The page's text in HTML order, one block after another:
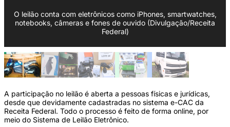
O leilão conta com eletrônicos como iPhones, smartwatches,
notebooks, câmeras e fones de ouvido (Divulgação/Receita
Federal)
A participação no leilão é aberta a pessoas físicas e jurídicas,
desde que devidamente cadastradas no sistema e-CAC da
Receita Federal. Todo o processo é feito de forma online, por
meio do Sistema de Leilão Eletrônico.